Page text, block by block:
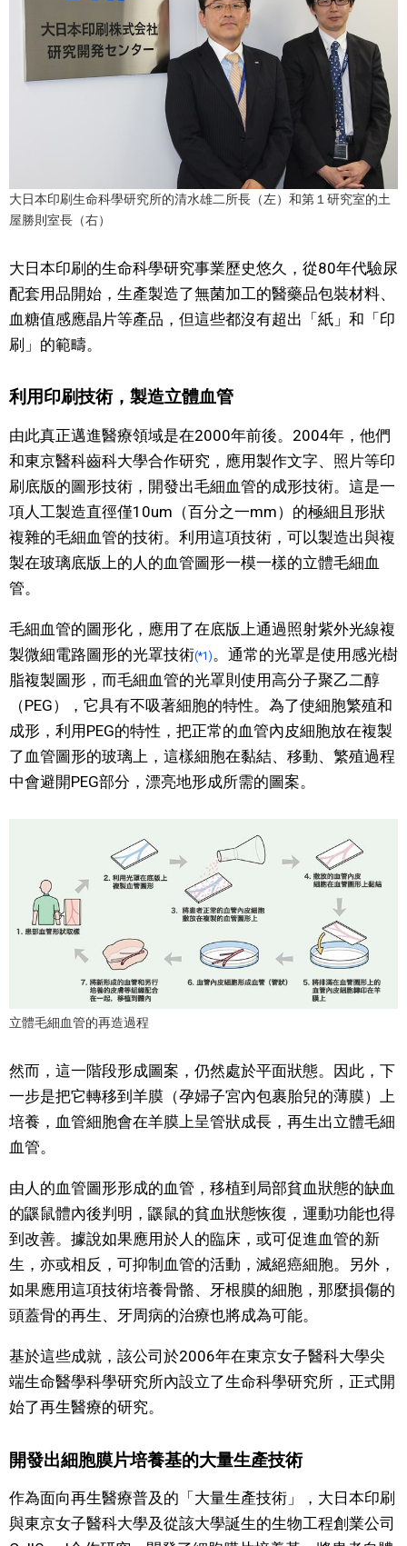
語言
東京
大日本印刷生命科學研究所的清水雄二所長（左）和第１研究室的土
屋勝則室長（右）
大日本印刷的生命科學研究事業歷史悠久，從80年代驗尿
配套用品開始，生產製造了無菌加工的醫藥品包裝材料、
血糖值感應晶片等產品，但這些都沒有超出「紙」和「印
刷」的範疇。
利用印刷技術，製造立體血管
由此真正邁進醫療領域是在2000年前後。2004年，他們
和東京醫科齒科大學合作研究，應用製作文字、照片等印
刷底版的圖形技術，開發出毛細血管的成形技術。這是一
項人工製造直徑僅10um（百分之一mm）的極細且形狀
複雜的毛細血管的技術。利用這項技術，可以製造出與複
製在玻璃底版上的人的血管圖形一模一樣的立體毛細血
管。
毛細血管的圖形化，應用了在底版上通過照射紫外光線複
製微細電路圖形的光罩技術(*1) 。通常的光罩是使用感光樹
脂複製圖形，而毛細血管的光罩則使用高分子聚乙二醇
（PEG），它具有不吸著細胞的特性。為了使細胞繁殖和
成形，利用PEG的特性，把正常的血管內皮細胞放在複製
了血管圖形的玻璃上，這樣細胞在黏結、移動、繁殖過程
中會避開PEG部分，漂亮地形成所需的圖案。
立體毛細血管的再造過程
然而，這一階段形成圖案，仍然處於平面狀態。因此，下
一步是把它轉移到羊膜（孕婦子宮內包裹胎兒的薄膜）上
培養，血管細胞會在羊膜上呈管狀成長，再生出立體毛細
血管。
由人的血管圖形形成的血管，移植到局部貧血狀態的缺血
的鼷鼠體內後判明，鼷鼠的貧血狀態恢復，運動功能也得
到改善。據說如果應用於人的臨床，或可促進血管的新
生，亦或相反，可抑制血管的活動，滅絕癌細胞。另外，
如果應用這項技術培養骨骼、牙根膜的細胞，那麼損傷的
頭蓋骨的再生、牙周病的治療也將成為可能。
基於這些成就，該公司於2006年在東京女子醫科大學尖
端生命醫學科學研究所內設立了生命科學研究所，正式開
始了再生醫療的研究。
開發出細胞膜片培養基的大量生產技術
作為面向再生醫療普及的「大量生產技術」，大日本印刷
與東京女子醫科大學及從該大學誕生的生物工程創業公司